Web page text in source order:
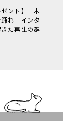
ント】一木
れ」インタ
た再生の群